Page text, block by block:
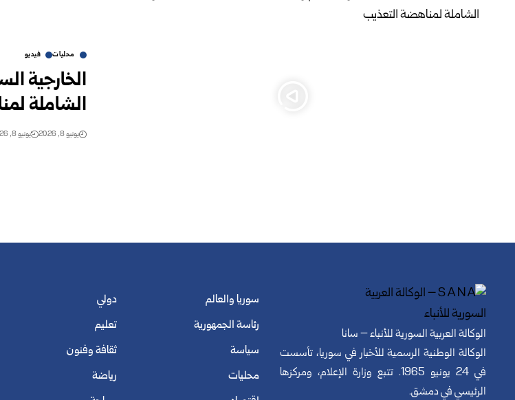
محليات فيديو
الخارجية
الشاملة
يونيو 8, 2026 يونيو 8, 2026
الوكالة العربية السورية للأنباء – سانا
الوكالة الوطنية الرسمية للأخبار في سوريا، تأسست
في 24 يونيو 1965. تتبع وزارة الإعلام، ومركزها
الرئيسي في دمشق.
سوريا والعالم
رئاسة الجمهورية
سياسة
محليات
دولي
تعليم
ثقافة وفنون
رياضة